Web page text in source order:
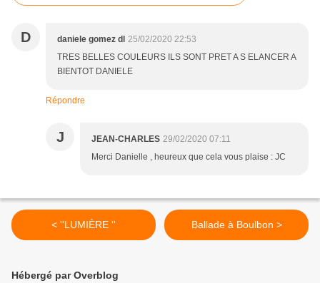
D daniele gomez dl
25/02/2020 22:53
TRES BELLES COULEURS ILS SONT PRET A S ELANCER A
BIENTOT DANIELE
Répondre
J JEAN-CHARLES 29/02/2020 07:11
Merci Danielle , heureux que cela vous plaise : JC
< ''LUMIÈRE '' Ballade à Boulbon >
Hébergé par Overblog